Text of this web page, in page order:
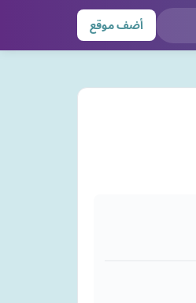
أضف موقع